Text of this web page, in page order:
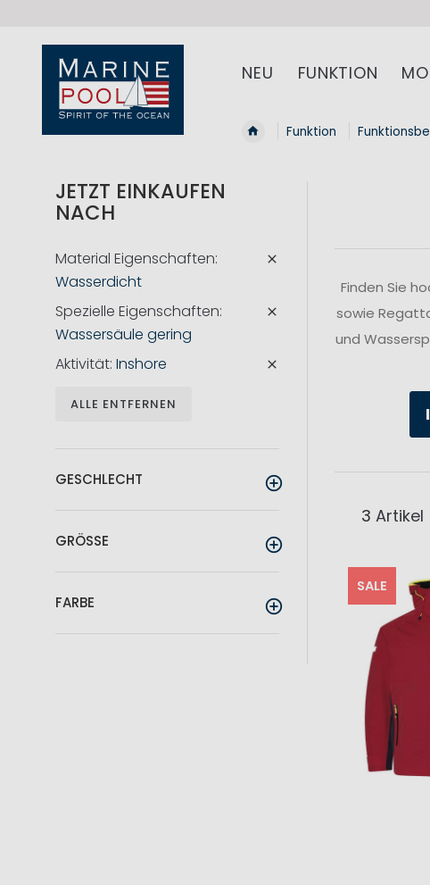
NEU FUNKTION
Funktion
Finden Sie
sowie
und
3 Artikel
SALE
JETZT EINKAUFEN
NACH
Material Eigenschaften
Wasserdicht
Spezielle Eigenschaften
Wassersäule gering
Aktivität Inshore
ALLE ENTFERNEN
GESCHLECHT
GRÖSSE
FARBE